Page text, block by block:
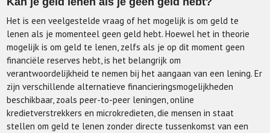
Het is een veelgestelde vraag of het mogelijk is om geld te
lenen als je momenteel geen geld hebt. Hoewel het in theorie
mogelijk is om geld te lenen, zelfs als je op dit moment geen
financiële reserves hebt, is het belangrijk om
verantwoordelijkheid te nemen bij het aangaan van een lening. Er
zijn verschillende alternatieve financieringsmogelijkheden
beschikbaar, zoals peer-to-peer leningen, online
kredietverstrekkers en microkredieten, die mensen in staat
stellen om geld te lenen zonder directe tussenkomst van een